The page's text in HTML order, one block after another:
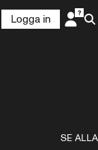
Logga in
SE ALLA